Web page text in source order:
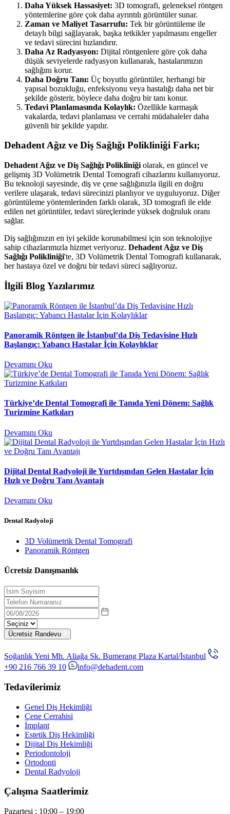
Daha Yüksek Hassasiyet: 3D tomografi, geleneksel röntgen
yöntemlerine göre çok daha ayrıntılı görüntüler sunar.
Zaman ve Maliyet Tasarrufu: Tek bir görüntüleme ile
detaylı bilgi sağlayarak, başka tetkikler yapılmasını engeller
ve tedavi sürecini hızlandırır.
Daha Az Radyasyon: Dijital röntgenlere göre çok daha
düşük seviyelerde radyasyon kullanarak, hastalarımızın
sağlığını korur.
Daha Doğru Tanı: Üç boyutlu görüntüler, herhangi bir
yapısal bozukluğu, enfeksiyonu veya hastalığı daha net bir
şekilde gösterir, böylece daha doğru bir tanı konur.
Tedavi Planlamasında Kolaylık: Özellikle karmaşık
vakalarda, tedavi planlaması ve cerrahi müdahaleler daha
güvenli bir şekilde yapılır.
Dehadent Ağız ve Diş Sağlığı Polikliniği Farkı;
Dehadent Ağız ve Diş Sağlığı Polikliniği olarak, en güncel ve
gelişmiş 3D Volümetrik Dental Tomografi cihazlarını kullanıyoruz.
Bu teknoloji sayesinde, diş ve çene sağlığınızla ilgili en doğru
verilere ulaşarak, tedavi sürecinizi planlıyor ve uyguluyoruz. Diğer
görüntüleme yöntemlerinden farklı olarak, 3D tomografi ile elde
edilen net görüntüler, tedavi süreçlerinde yüksek doğruluk oranı
sağlar.
Diş sağlığınızın en iyi şekilde korunabilmesi için son teknolojiye
sahip cihazlarımızla hizmet veriyoruz. Dehadent Ağız ve Diş
Sağlığı Polikliniği'te, 3D Volümetrik Dental Tomografi kullanarak,
her hastaya özel ve doğru bir tedavi süreci sağlıyoruz.
İlgili Blog Yazılarımız
Panoramik Röntgen ile İstanbul’da Diş Tedavisine Hızlı
Başlangıç: Yabancı Hastalar İçin Kolaylıklar
Devamını Oku
Türkiye’de Dental Tomografi ile Tanıda Yeni Dönem: Sağlık
Turizmine Katkıları
Devamını Oku
Dijital Dental Radyoloji ile Yurtdışından Gelen Hastalar İçin
Hızlı ve Doğru Tanı Avantajı
Devamını Oku
Dental Radyoloji
3D Volümetrik Dental Tomografi
Panoramik Röntgen
Ücretsiz Danışmanlık
Ücretsiz Randevu
Soğanlık Yeni Mh. Aliağa Sk. Bumerang Plaza Kartal/İstanbul
+90 216 766 39 10
info@dehadent.com
Tedavilerimiz
Genel Diş Hekimliği
Çene Cerrahisi
İmplant
Estetik Diş Hekimliği
Dijital Diş Hekimliği
Periodontoloji
Ortodonti
Dental Radyoloji
Çalışma Saatlerimiz
Pazartesi : 10:00 – 19:00